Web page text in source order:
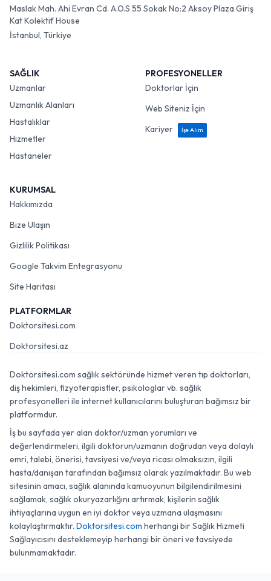
Maslak Mah. Ahi Evran Cd. A.O.S 55 Sokak No:2 Aksoy Plaza Giriş
Kat Kolektif House
İstanbul, Türkiye
SAĞLIK
Uzmanlar
Uzmanlık Alanları
Hastalıklar
Hizmetler
Hastaneler
PROFESYONELLER
Doktorlar İçin
Web Siteniz İçin
Kariyer
İşe Alım
KURUMSAL
Hakkımızda
Bize Ulaşın
Gizlilik Politikası
Google Takvim Entegrasyonu
Site Haritası
PLATFORMLAR
Doktorsitesi.com
Doktorsitesi.az
Doktorsitesi.com sağlık sektöründe hizmet veren tıp doktorları,
diş hekimleri, fizyoterapistler, psikologlar vb. sağlık
profesyonelleri ile internet kullanıcılarını buluşturan bağımsız bir
platformdur.
İş bu sayfada yer alan doktor/uzman yorumları ve
değerlendirmeleri, ilgili doktorun/uzmanın doğrudan veya dolaylı
emri, talebi, önerisi, tavsiyesi ve/veya ricası olmaksızın, ilgili
hasta/danışan tarafından bağımsız olarak yazılmaktadır. Bu web
sitesinin amacı, sağlık alanında kamuoyunun bilgilendirilmesini
sağlamak, sağlık okuryazarlığını artırmak, kişilerin sağlık
ihtiyaçlarına uygun en iyi doktor veya uzmana ulaşmasını
kolaylaştırmaktır. Doktorsitesi.com herhangi bir Sağlık Hizmeti
Sağlayıcısını desteklemeyip herhangi bir öneri ve tavsiyede
bulunmamaktadır.